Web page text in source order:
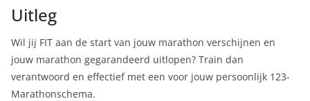
Uitleg
Wil jij FIT aan de start van jouw marathon verschijnen en
jouw marathon gegarandeerd uitlopen? Train dan
verantwoord en effectief met een voor jouw persoonlijk 123-
Marathonschema.